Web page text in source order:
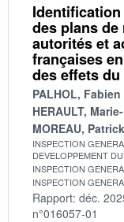
des plans
autorités et
françaises
des effets
PALHOL, Fabien
HERAULT,
MOREAU, Patrick
INSPECTION
DEVELOPPEMENT
INSPECTION
INSPECTION
Rapport: déc.
n°016057-01